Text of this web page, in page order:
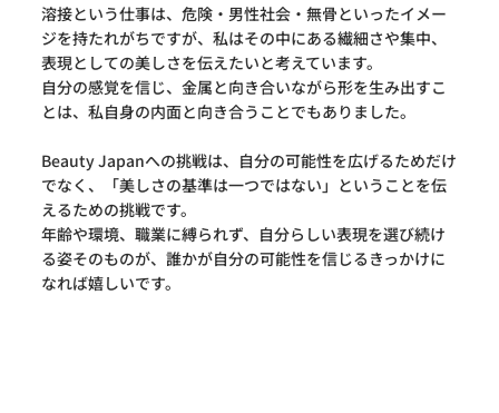
溶接という仕事は、危険・男性社会・無骨といったイメー
ジを持たれがちですが、私はその中にある繊細さや集中、
表現としての美しさを伝えたいと考えています。
自分の感覚を信じ、金属と向き合いながら形を生み出すこ
とは、私自身の内面と向き合うことでもありました。
Beauty Japanへの挑戦は、自分の可能性を広げるためだけ
でなく、「美しさの基準は一つではない」ということを伝
えるための挑戦です。
年齢や環境、職業に縛られず、自分らしい表現を選び続け
る姿そのものが、誰かが自分の可能性を信じるきっかけに
なれば嬉しいです。